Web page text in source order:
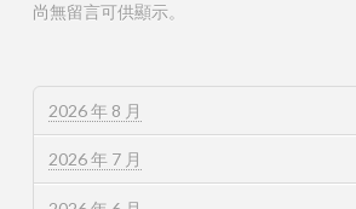
尚無留言可供顯示。
2026 年 8 月
2026 年 7 月